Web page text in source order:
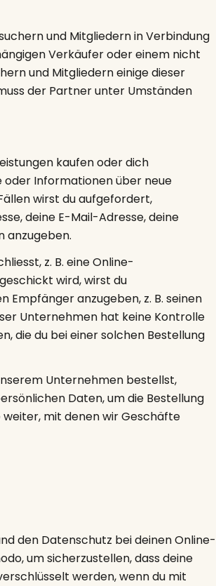
und Mitgliedern in Verbindung
Verkäufer oder einem nicht
und Mitgliedern einige dieser
der Partner unter Umständen
kaufen oder dich
oder Informationen über neue
wirst du aufgefordert,
deine E-Mail-Adresse, deine
anzugeben.
z. B. eine Online-
wird, wirst du
anzugeben, z. B. seinen
Unternehmen hat keine Kontrolle
die du bei einer solchen Bestellung
Unternehmen bestellst,
Daten, um die Bestellung
mit denen wir Geschäfte
den Datenschutz bei deinen Online-
um sicherzustellen, dass deine
werden, wenn du mit